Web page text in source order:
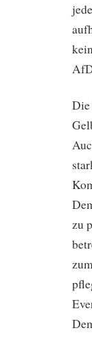
Die
zu